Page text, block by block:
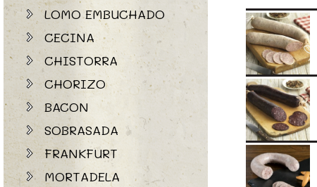
LOMO EMBUCHADO
CECINA
CHISTORRA
CHORIZO
BACON
SOBRASADA
FRANKFURT
MORTADELA